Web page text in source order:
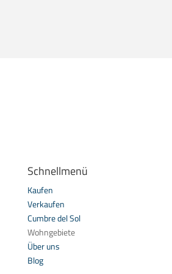
Schnellmenü
Kaufen
Verkaufen
Cumbre del Sol
Wohngebiete
Über uns
Blog